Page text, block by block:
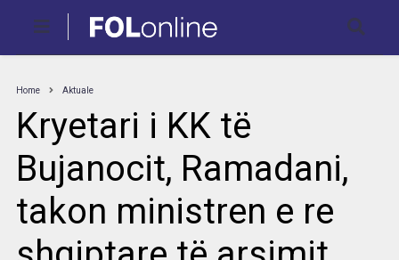
Home Aktuale
Kryetari i KK të
Bujanocit, Ramadani,
takon ministren e re